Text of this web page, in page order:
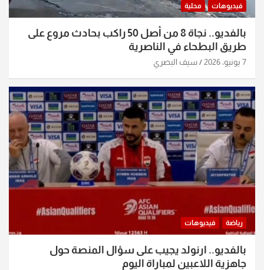
فيديوهات محلية
بالفديو.. نجاة 8 من أصل 50 راكب بحادث مروع على
طريق البطحاء في الناصرية
7 يونيو، 2026 سيف البصري
رياضة فيديوهات
بالفديو.. ارنولد يجيب على سؤال المنصة حول
جاهزية اللاعبين لمباراة اليوم